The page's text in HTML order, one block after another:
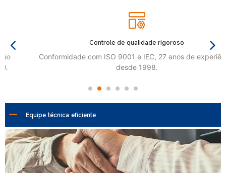
Controle de qualidade rigoroso
Conformidade com ISO 9001 e IEC, 27 anos de experiência
desde 1998.
Equipe técnica eficiente